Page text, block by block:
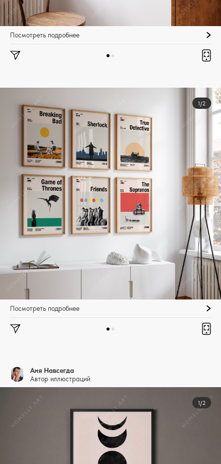
Посмотреть подробнее
1/2
Посмотреть подробнее
Аня Навсегда
Автор иллюстраций
1/2